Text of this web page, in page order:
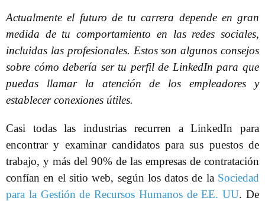
Actualmente el futuro de tu carrera depende en gran
medida de tu comportamiento en las redes sociales,
incluidas las profesionales. Estos son algunos consejos
sobre cómo debería ser tu perfil de LinkedIn para que
puedas llamar la atención de los empleadores y
establecer conexiones útiles.
Casi todas las industrias recurren a LinkedIn para
encontrar y examinar candidatos para sus puestos de
trabajo, y más del 90% de las empresas de contratación
confían en el sitio web, según los datos de la Sociedad
para la Gestión de Recursos Humanos de EE. UU. De